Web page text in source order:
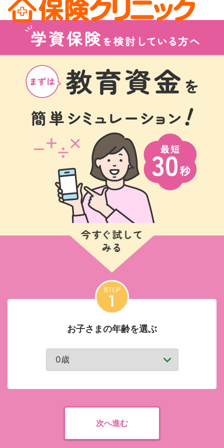
学資保険を検討している方へまず
は教育資金を簡単シミュレーショ
お子さまの年齢を選ぶ
次へ進む